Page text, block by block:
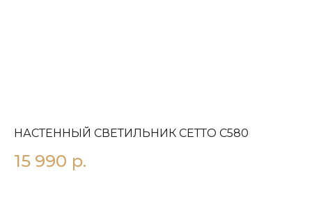
НАСТЕННЫЙ СВЕТИЛЬНИК СЕТТО С580
15 990 р.